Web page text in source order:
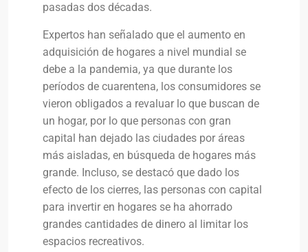
pasadas dos décadas.
Expertos han señalado que el aumento en
adquisición de hogares a nivel mundial se
debe a la pandemia, ya que durante los
períodos de cuarentena, los consumidores se
vieron obligados a revaluar lo que buscan de
un hogar, por lo que personas con gran
capital han dejado las ciudades por áreas
más aisladas, en búsqueda de hogares más
grande. Incluso, se destacó que dado los
efecto de los cierres, las personas con capital
para invertir en hogares se ha ahorrado
grandes cantidades de dinero al limitar los
espacios recreativos.